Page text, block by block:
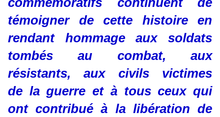
témoigner de cette histoire en
rendant hommage aux soldats
tombés au combat, aux
résistants, aux civils victimes
de la guerre et à tous ceux qui
ont contribué à la libération de